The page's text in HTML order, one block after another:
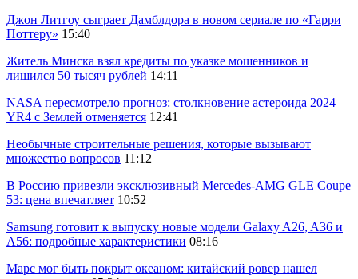
Джон Литгоу сыграет Дамблдора в новом сериале по «Гарри
Поттеру» 15:40
Житель Минска взял кредиты по указке мошенников и
лишился 50 тысяч рублей 14:11
NASA пересмотрело прогноз: столкновение астероида 2024
YR4 с Землей отменяется 12:41
Необычные строительные решения, которые вызывают
множество вопросов 11:12
В Россию привезли эксклюзивный Mercedes-AMG GLE Coupe
53: цена впечатляет 10:52
Samsung готовит к выпуску новые модели Galaxy A26, A36 и
A56: подробные характеристики 08:16
Марс мог быть покрыт океаном: китайский ровер нашел